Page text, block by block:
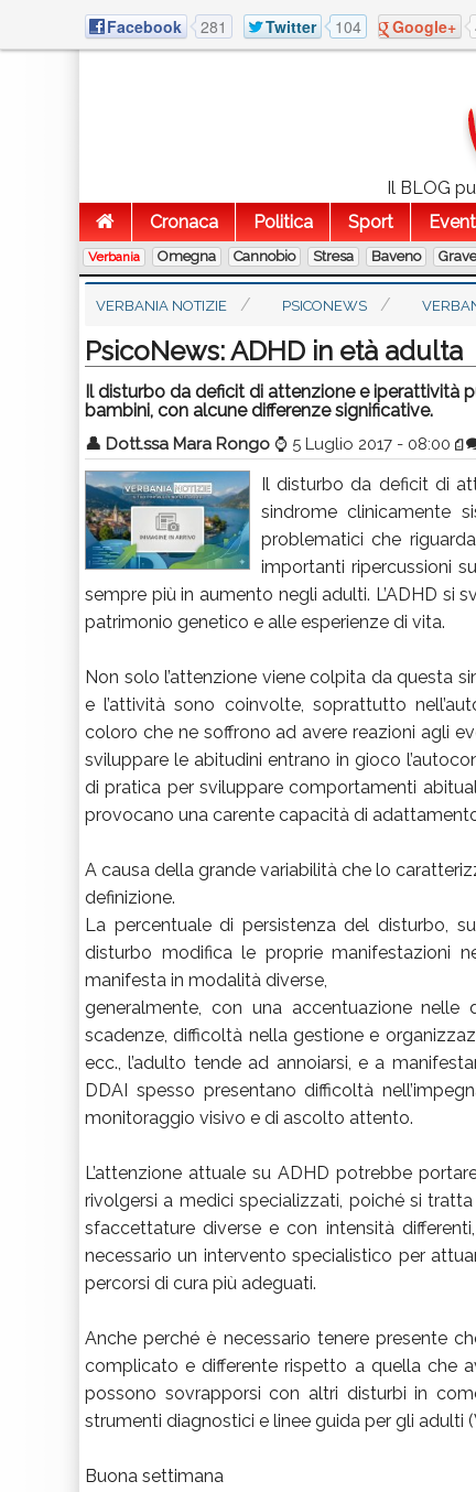
Facebook 281 Twitter 104 Google+
Il BLOG
Cronaca
Politica Sport
Verbania Omegna Cannobio Stresa Baveno
VERBANIA NOTIZIE PSICONEWS
PsicoNews: ADHD in età adulta
Il disturbo da deficit di attenzione e iperattività
bambini, con alcune differenze significative.
👤 Dott.ssa Mara Rongo ⌚ 5 Luglio 2017 - 08:00
Il disturbo da deficit di
sindrome clinicamente
problematici che
importanti ripercussioni
sempre più in aumento negli adulti. L’ADHD
patrimonio genetico e alle esperienze di vita.
Non solo l’attenzione viene colpita da questa
e l’attività sono coinvolte, soprattutto
coloro che ne soffrono ad avere reazioni agli
sviluppare le abitudini entrano in gioco
di pratica per sviluppare comportamenti
provocano una carente capacità di
A causa della grande variabilità che lo
definizione.
La percentuale di persistenza del disturbo,
disturbo modifica le proprie manifestazioni
manifesta in modalità diverse,
generalmente, con una accentuazione
scadenze, difficoltà nella gestione e
ecc., l’adulto tende ad annoiarsi, e a
DDAI spesso presentano difficoltà
monitoraggio visivo e di ascolto attento.
L’attenzione attuale su ADHD potrebbe
rivolgersi a medici specializzati, poiché si
sfaccettature diverse e con intensità
necessario un intervento specialistico per
percorsi di cura più adeguati.
Anche perché è necessario tenere presente
complicato e differente rispetto a quella che
possono sovrapporsi con altri disturbi in
strumenti diagnostici e linee guida per gli adulti
Buona settimana